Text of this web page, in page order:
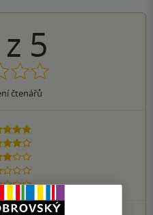
z 5
čtenářů
5 hvězdiček
4 hvězdičky
hvězdičky